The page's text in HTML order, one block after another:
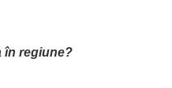
în regiune?